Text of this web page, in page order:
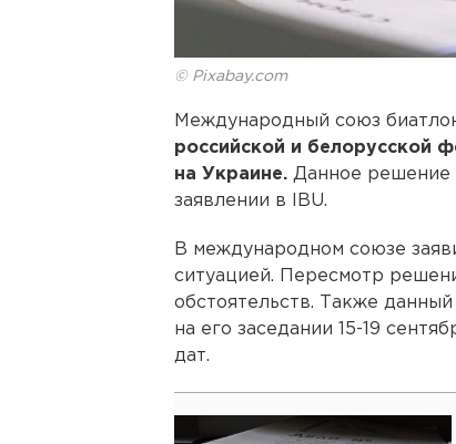
© Pixabay.com
Международный союз
российской и белорусской
на Украине. Данное решение
заявлении в IBU.
В международном союзе
ситуацией. Пересмотр
обстоятельств. Также
на его заседании 15-19
дат.